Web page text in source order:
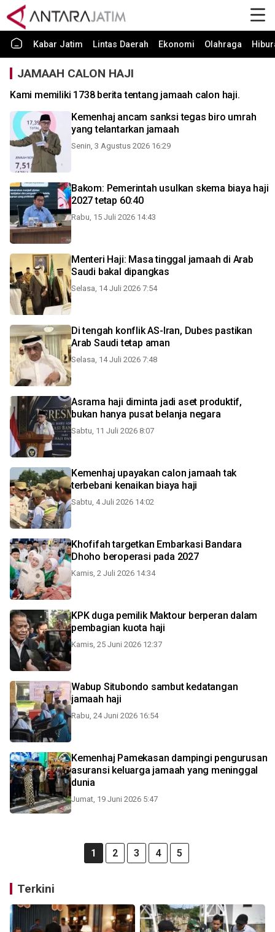
Kabar Jatim Lintas Daerah Ekonomi Olahraga
JAMAAH CALON HAJI
Kami memiliki 1738 berita tentang jamaah calon haji.
Kemenhaj ancam sanksi tegas biro umrah
yang telantarkan jamaah
Senin, 3 Agustus 2026 16:29
Bakom: Pemerintah usulkan skema biaya haji
2027 tetap 60:40
Rabu, 15 Juli 2026 14:43
Menteri Haji: Masa tinggal jamaah di Arab
Saudi bakal dipangkas
Selasa, 14 Juli 2026 7:54
Di tengah konflik AS-Iran, Dubes pastikan
Arab Saudi tetap aman
Selasa, 14 Juli 2026 7:48
Asrama haji diminta jadi aset produktif,
bukan hanya pusat belanja negara
Sabtu, 11 Juli 2026 8:07
Kemenhaj upayakan calon jamaah tak
terbebani kenaikan biaya haji
Sabtu, 4 Juli 2026 14:02
Khofifah targetkan Embarkasi Bandara
Dhoho beroperasi pada 2027
Kamis, 2 Juli 2026 14:34
KPK duga pemilik Maktour berperan dalam
pembagian kuota haji
Kamis, 25 Juni 2026 12:37
Wabup Situbondo sambut kedatangan
jamaah haji
Rabu, 24 Juni 2026 16:54
Kemenhaj Pamekasan dampingi pengurusan
asuransi keluarga jamaah yang meninggal
dunia
Jumat, 19 Juni 2026 5:47
1 2 3 4 5
Terkini